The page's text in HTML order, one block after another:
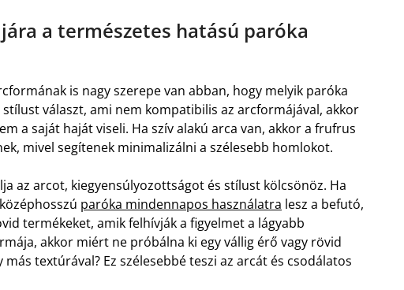
a természetes hatású paróka
is nagy szerepe van abban, hogy melyik paróka
választ, ami nem kompatibilis az arcformájával, akkor
a saját haját viseli. Ha szív alakú arca van, akkor a frufrus
mivel segítenek minimalizálni a szélesebb homlokot.
az arcot, kiegyensúlyozottságot és stílust kölcsönöz. Ha
paróka mindennapos használatra lesz a befutó,
termékeket, amik felhívják a figyelmet a lágyabb
akkor miért ne próbálna ki egy vállig érő vagy rövid
textúrával? Ez szélesebbé teszi az arcát és csodálatos